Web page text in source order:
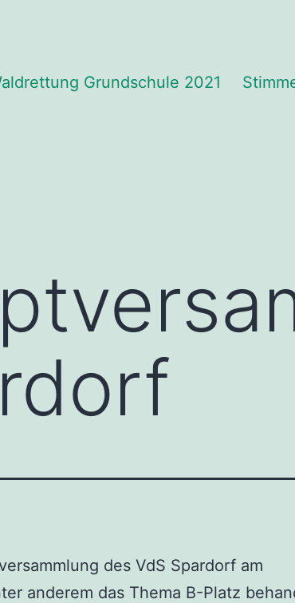
Grundschule 2021
des VdS Spardorf am
anderem das Thema B-Platz